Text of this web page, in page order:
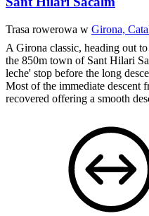
Trasa rowerowa w Girona,
A Girona classic, heading out
the 850m town of Sant Hilari
leche' stop before the long
Most of the immediate descent
recovered offering a smooth